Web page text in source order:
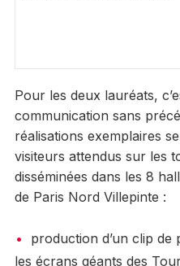
Pour les deux lauréats,
communication sans
réalisations exemplaires
visiteurs attendus sur les
disséminées dans les 8
de Paris Nord Villepinte :
production d’un clip
les écrans géants des